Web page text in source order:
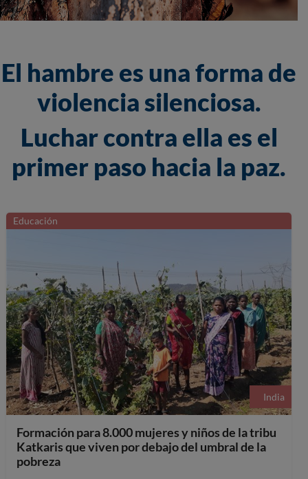
El hambre es una forma de
violencia silenciosa.
Luchar contra ella es el
primer paso hacia la paz.
Educación
India
Formación para 8.000 mujeres y niños de la tribu
Katkaris que viven por debajo del umbral de la
pobreza